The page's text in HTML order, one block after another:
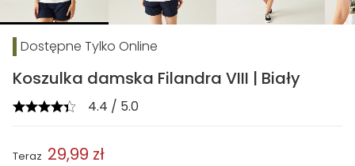
Dostępne Tylko Online
Koszulka damska Filandra VIII | Biały
4.4 / 5.0
Teraz 29,99 zł